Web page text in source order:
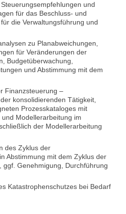
und
für das Beschluss- und
die Verwaltungsführung und
zu Planabweichungen,
für Veränderungen der
Budgetüberwachung,
und Abstimmung mit dem
Finanzsteuerung –
konsolidierenden Tätigkeit,
Prozesskataloges mit
Modellerarbeitung im
der Modellerarbeitung
des Zyklus der
Abstimmung mit dem Zyklus der
ggf. Genehmigung, Durchführung
Katastrophenschutzes bei Bedarf